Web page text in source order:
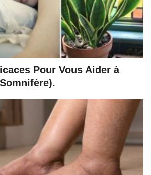
Pour Vous Aider à